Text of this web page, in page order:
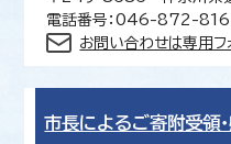
電話番号：046-872-
お問い合わせは専用フ
市長によるご寄附受領